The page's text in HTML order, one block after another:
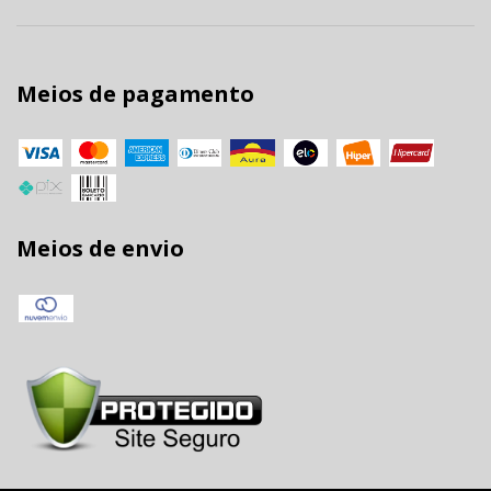
Meios de pagamento
Meios de envio